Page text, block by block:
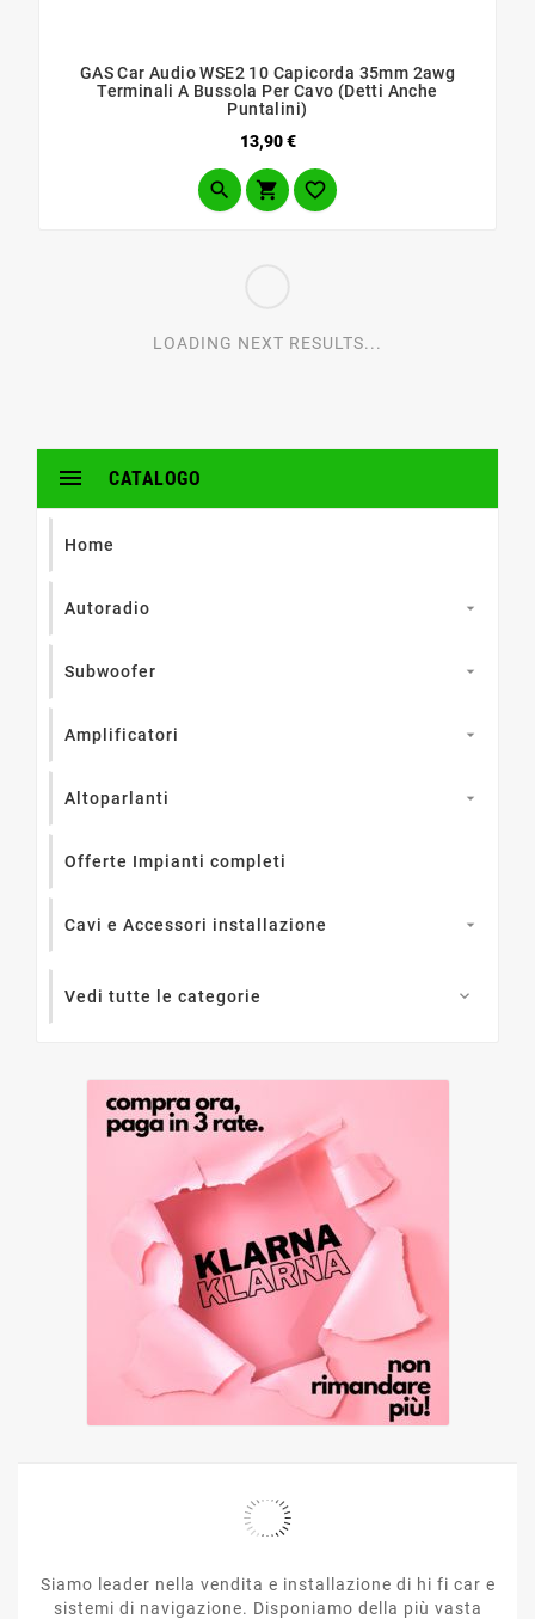
GAS Car Audio WSE2 10 Capicorda 35mm 2awg
Terminali A Bussola Per Cavo (Detti Anche
Puntalini)
13,90 €Prezzo
  
LOADING NEXT RESULTS...
CATALOGO

Home
Autoradio 
Subwoofer 
Amplificatori 
Altoparlanti 
Offerte Impianti completi
Cavi e Accessori installazione 
Vedi tutte le categorie 
Siamo leader nella vendita e installazione di hi fi car e
sistemi di navigazione. Disponiamo della più vasta